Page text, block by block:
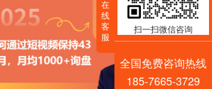
在
线
客
服
扫一扫微信咨询
全国免费咨询热线
185-7665-3729